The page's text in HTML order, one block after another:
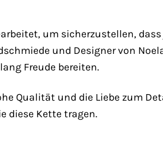
um sicherzustellen,
und Designer von
Freude bereiten.
Qualität und die Liebe zum
diese Kette tragen.